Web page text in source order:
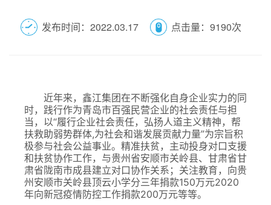
发布时间：2022.03.17 点击量：9190次
近年来，鑫江集团在不断强化自身企业实力的同
时，践行作为青岛市百强民营企业的社会责任与担
当，以“履行企业社会责任，弘扬人道主义精神，帮
扶救助弱势群体,为社会和谐发展贡献力量”为宗旨积
极参与社会公益事业。精准扶贫，主动投身对口支援
和扶贫协作工作，与贵州省安顺市关岭县、甘肃省甘
肃省陇南市成县建立对口协作关系；关注教育，向贵
州安顺市关岭县顶云小学分三年捐款150万元2020
年向新冠疫情防控工作捐款200万元等等。